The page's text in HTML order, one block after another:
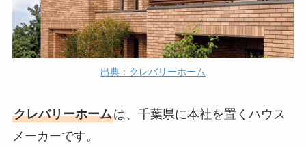
出典：クレバリーホーム
クレバリーホームは、千葉県に本社を置くハウス
メーカーです。